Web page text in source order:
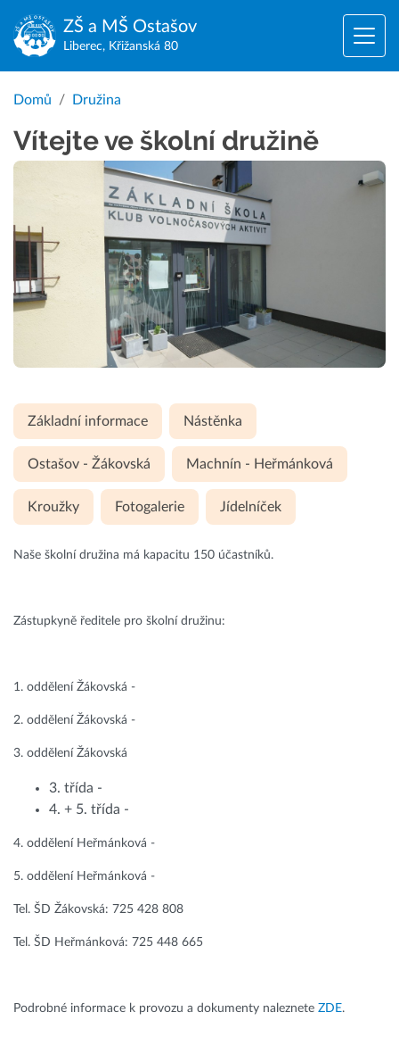
ZŠ a MŠ Ostašov
Liberec, Křižanská 80
Domů Družina
Vítejte ve školní družině
Základní informace Nástěnka
Ostašov - Žákovská Machnín - Heřmánková
Kroužky Fotogalerie Jídelníček
Naše školní družina má kapacitu 150 účastníků.
Zástupkyně ředitele pro školní družinu:
1. oddělení Žákovská -
2. oddělení Žákovská -
3. oddělení Žákovská
3. třída -
4. + 5. třída -
4. oddělení Heřmánková -
5. oddělení Heřmánková -
Tel. ŠD Žákovská: 725 428 808
Tel. ŠD Heřmánková: 725 448 665
Podrobné informace k provozu a dokumenty naleznete ZDE.